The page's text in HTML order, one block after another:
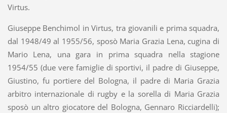
Virtus.
Giuseppe Benchimol in Virtus, tra giovanili e prima squadra,
dal 1948/49 al 1955/56, sposò Maria Grazia Lena, cugina di
Mario Lena, una gara in prima squadra nella stagione
1954/55 (due vere famiglie di sportivi, il padre di Giuseppe,
Giustino, fu portiere del Bologna, il padre di Maria Grazia
arbitro internazionale di rugby e la sorella di Maria Grazia
sposò un altro giocatore del Bologna, Gennaro Ricciardelli);